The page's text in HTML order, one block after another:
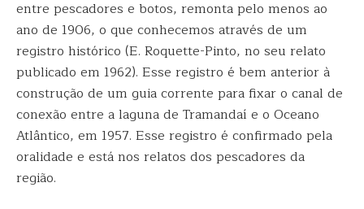
entre pescadores e botos, remonta pelo menos ao
ano de 1906, o que conhecemos através de um
registro histórico (E. Roquette-Pinto, no seu relato
publicado em 1962). Esse registro é bem anterior à
construção de um guia corrente para fixar o canal de
conexão entre a laguna de Tramandaí e o Oceano
Atlântico, em 1957. Esse registro é confirmado pela
oralidade e está nos relatos dos pescadores da
região.